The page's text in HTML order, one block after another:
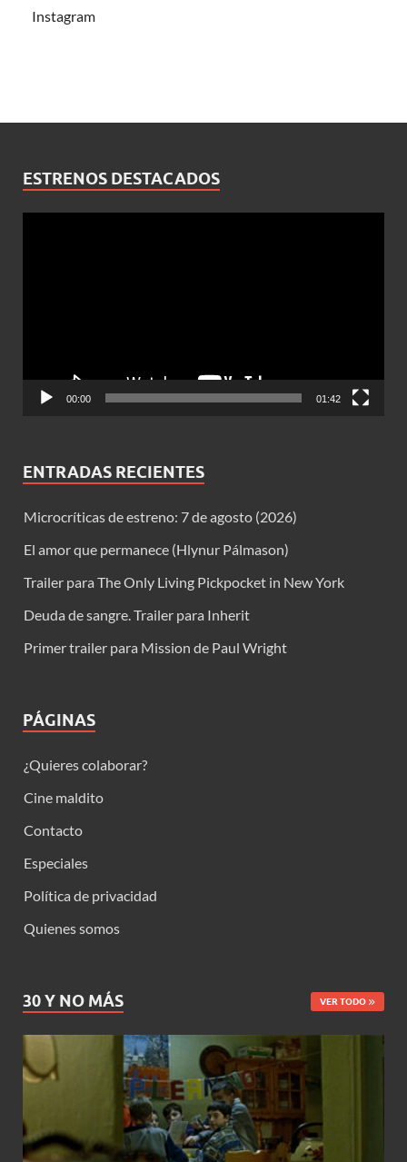
Instagram
ESTRENOS DESTACADOS
00:00 01:42
ENTRADAS RECIENTES
Microcríticas de estreno: 7 de agosto (2026)
El amor que permanece (Hlynur Pálmason)
Trailer para The Only Living Pickpocket in New York
Deuda de sangre. Trailer para Inherit
Primer trailer para Mission de Paul Wright
PÁGINAS
¿Quieres colaborar?
Cine maldito
Contacto
Especiales
Política de privacidad
Quienes somos
30 Y NO MÁS VER TODO